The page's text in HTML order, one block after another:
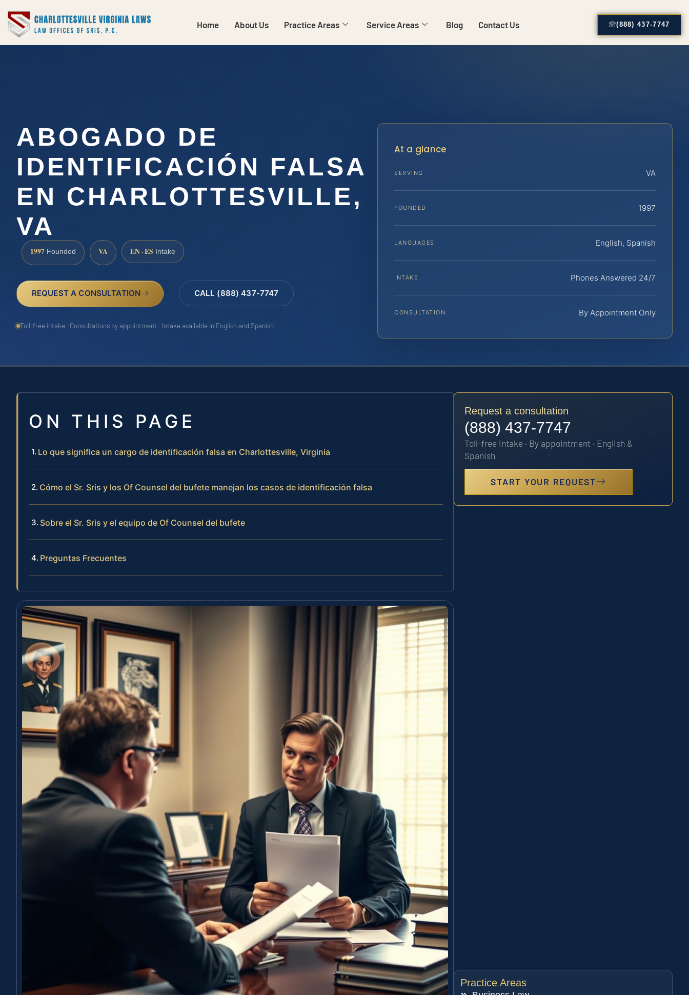
Home About Us Practice Areas Service Areas Blog Contact Us (888) 437-7747
ABOGADO DE
IDENTIFICACIÓN FALSA
EN CHARLOTTESVILLE,
VA
1997 Founded VA EN · ES Intake
REQUEST A CONSULTATION CALL (888) 437-7747
Toll-free intake · Consultations by appointment · Intake available in English and Spanish
At a glance
SERVING VA
FOUNDED 1997
LANGUAGES English, Spanish
INTAKE Phones Answered 24/7
CONSULTATION By Appointment Only
ON THIS PAGE
Lo que significa un cargo de identificación falsa en Charlottesville, Virginia
Cómo el Sr. Sris y los Of Counsel del bufete manejan los casos de identificación falsa
Sobre el Sr. Sris y el equipo de Of Counsel del bufete
Preguntas Frecuentes
Request a consultation
(888) 437-7747
Toll-free intake · By appointment · English &
Spanish
START YOUR REQUEST
Practice Areas